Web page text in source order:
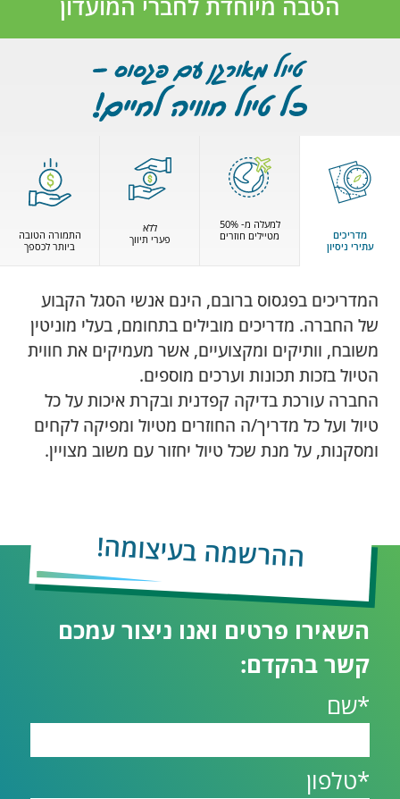
הטבה מיוחדת לחברי המועדון
מדריכים
עתירי ניסיון
למעלה מ- 50%
מטיילים חוזרים
ללא
פערי תיווך
התמורה הטובה
ביותר לכספך
המדריכים בפגסוס ברובם, הינם אנשי הסגל הקבוע
של החברה. מדריכים מובילים בתחומם, בעלי מוניטין
משובח, וותיקים ומקצועיים, אשר מעמיקים את חווית
הטיול בזכות תכונות וערכים מוספים.
החברה עורכת בדיקה קפדנית ובקרת איכות על כל
טיול ועל כל מדריך/ה החוזרים מטיול ומפיקה לקחים
ומסקנות, על מנת שכל טיול יחזור עם משוב מצויין.
ההרשמה בעיצומה!
השאירו פרטים ואנו ניצור עמכם
קשר בהקדם:
*שם
*טלפון